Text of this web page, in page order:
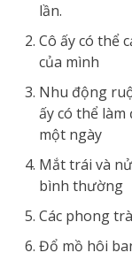
lần.
Cô ấy có thể
của mình
Nhu động
ấy có thể
một ngày
Mắt trái và
bình thường
Các phong
Đổ mồ hôi